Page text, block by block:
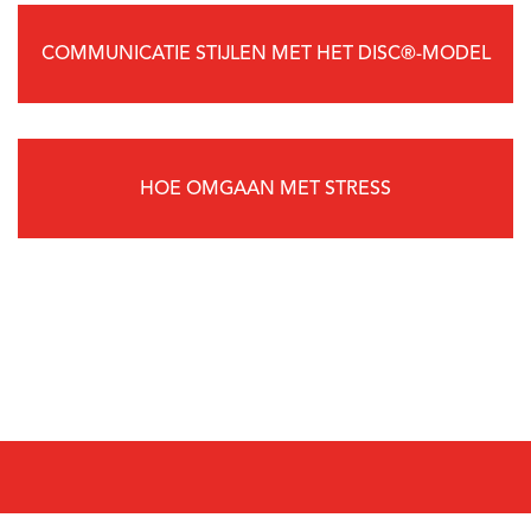
COMMUNICATIE STIJLEN MET HET DISC®-MODEL
HOE OMGAAN MET STRESS